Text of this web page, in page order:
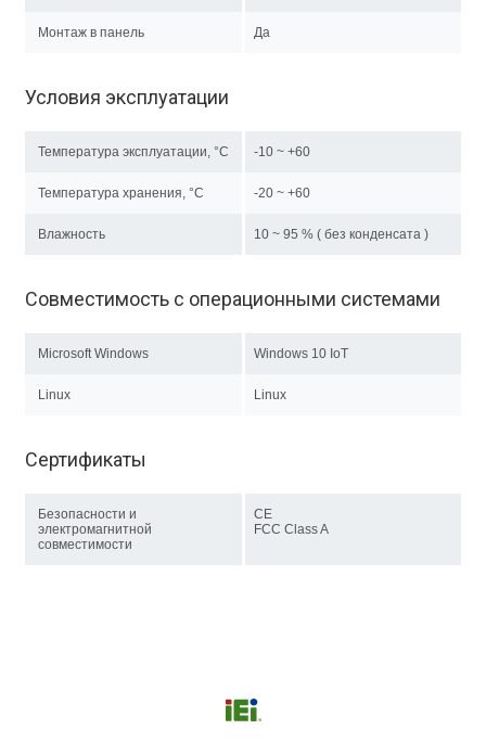
Монтаж в панель Да
Условия эксплуатации
Температура эксплуатации, °C -10 ~ +60
Температура хранения, °C -20 ~ +60
Влажность 10 ~ 95 % ( без конденсата )
Совместимость с операционными системами
Microsoft Windows Windows 10 IoT
Linux Linux
Сертификаты
Безопасности и
электромагнитной
совместимости
CE
FCC Class A